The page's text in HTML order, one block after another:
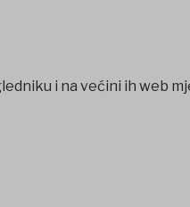
i na većini ih web